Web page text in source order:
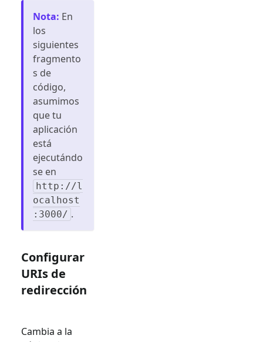
Nota: En
los
siguientes
fragmento
s de
código,
asumimos
que tu
aplicación
está
ejecutándo
se en
http://l
ocalhost
:3000/ .
Configurar
URIs de
redirección
Cambia a la